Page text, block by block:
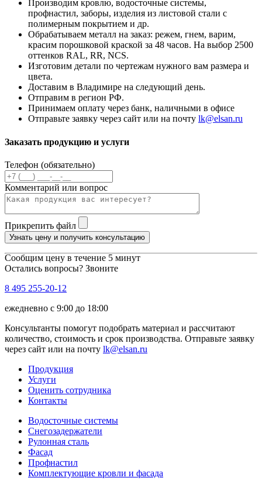
Производим кровлю, водосточные системы,
профнастил, заборы, изделия из листовой стали с
полимерным покрытием и др.
Обрабатываем металл на заказ: режем, гнем, варим,
красим порошковой краской за 48 часов. На выбор 2500
оттенков RAL, RR, NCS.
Изготовим детали по чертежам нужного вам размера и
цвета.
Доставим в Владимире на следующий день.
Отправим в регион РФ.
Принимаем оплату через банк, наличными в офисе
Отправьте заявку через сайт или на почту lk@elsan.ru
Заказать продукцию и услуги
Телефон (обязательно)
Комментарий или вопрос
Прикрепить файл
Узнать цену и получить консультацию
Сообщим цену в течение 5 минут
Остались вопросы? Звоните
8 495 255-20-12
ежедневно с 9:00 до 18:00
Консультанты помогут подобрать материал и рассчитают
количество, стоимость и срок производства. Отправьте заявку
через сайт или на почту lk@elsan.ru
Продукция
Услуги
Оценить сотрудника
Контакты
Водосточные системы
Снегозадержатели
Рулонная сталь
Фасад
Профнастил
Комплектующие кровли и фасада